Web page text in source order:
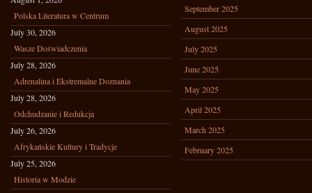
Polska Literatura w Centrum
July 30, 2026
Wasze Doświadczenia
July 28, 2026
Adrenalina i Ekstremalne Doznania
July 28, 2026
Odchudzanie i Redukcja
July 26, 2026
Afrykańskie Kultury i Tradycje
July 25, 2026
Historia w Modzie
September 2025
August 2025
July 2025
June 2025
May 2025
April 2025
March 2025
February 2025